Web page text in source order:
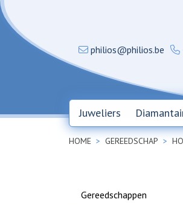
philios@philios.be
Juweliers
HOME GEREEDSCHAP
Gereedschappen